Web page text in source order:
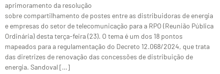
aprimoramento da resolução
sobre compartilhamento de postes entre as distribuidoras de energia
e empresas do setor de telecomunicação para a RPO (Reunião Pública
Ordinária) desta terça-feira (23). O tema é um dos 18 pontos
mapeados para a regulamentação do Decreto 12.068/2024, que trata
das diretrizes de renovação das concessões de distribuição de
energia. Sandoval […]